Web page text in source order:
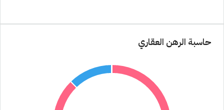
حاسبة الرهن العقاري